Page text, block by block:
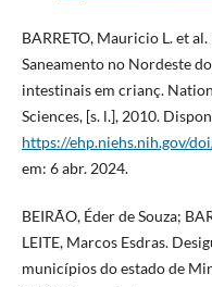
BARRETO, Mauricio L. et
Saneamento no Nordeste
intestinais em crianç.
Sciences, [s. l.], 2010.
https://ehp.niehs.nih.gov/
em: 6 abr. 2024.
BEIRÃO, Éder de Souza;
LEITE, Marcos Esdras.
municípios do estado de